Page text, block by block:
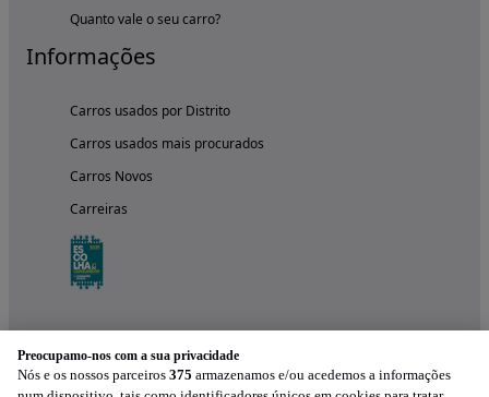
Quanto vale o seu carro?
Informações
Carros usados por Distrito
Carros usados mais procurados
Carros Novos
Carreiras
Preocupamo-nos com a sua privacidade
Nós e os nossos parceiros 375 armazenamos e/ou acedemos a informações